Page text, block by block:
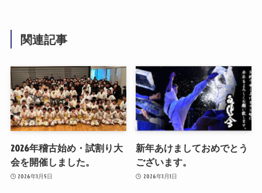
関連記事
2026年稽古始め・試割り大
会を開催しました。
2026年1月5日
新年あけましておめでとう
ございます。
2026年1月1日